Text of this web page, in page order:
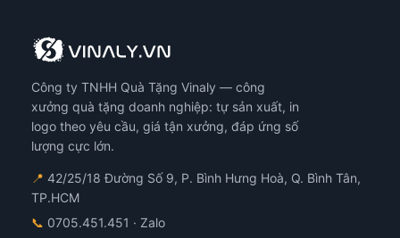
Công ty TNHH Quà Tặng Vinaly — công
xưởng quà tặng doanh nghiệp: tự sản xuất, in
logo theo yêu cầu, giá tận xưởng, đáp ứng số
lượng cực lớn.
📍 42/25/18 Đường Số 9, P. Bình Hưng Hoà, Q. Bình Tân,
TP.HCM
📞 0705.451.451 · Zalo